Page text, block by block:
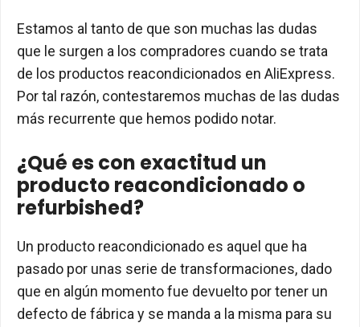
Estamos al tanto de que son muchas las dudas
que le surgen a los compradores cuando se trata
de los productos reacondicionados en AliExpress.
Por tal razón, contestaremos muchas de las dudas
más recurrente que hemos podido notar.
¿Qué es con exactitud un
producto reacondicionado o
refurbished?
Un producto reacondicionado es aquel que ha
pasado por unas serie de transformaciones, dado
que en algún momento fue devuelto por tener un
defecto de fábrica y se manda a la misma para su